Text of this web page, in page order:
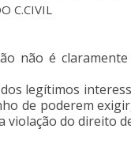
C.CIVIL
não é
legítimos
de poderem
violação do direito